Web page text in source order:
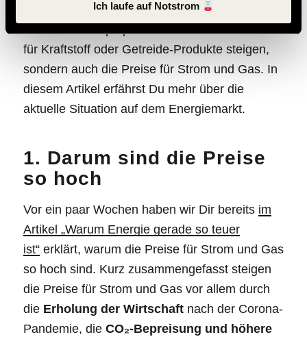
Ich laufe auf Notstrom
bekommen auch bei uns hautnah zu spüren,
für Kraftstoff oder Getreide-Produkte steigen,
sondern auch die Preise für Strom und Gas. In
diesem Artikel erfährst Du mehr über die
aktuelle Situation auf dem Energiemarkt.
1. Darum sind die Preise
so hoch
Vor ein paar Wochen haben wir Dir bereits im
Artikel „Warum Energie gerade so teuer
ist“erklärt, warum die Preise für Strom und Gas
so hoch sind. Kurz zusammengefasst steigen
die Preise für Strom und Gas vor allem durch
die Erholung der Wirtschaftnach der Corona-
Pandemie, die CO₂-Bepreisung und höhere